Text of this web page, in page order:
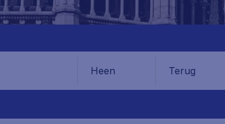
Heen Terug